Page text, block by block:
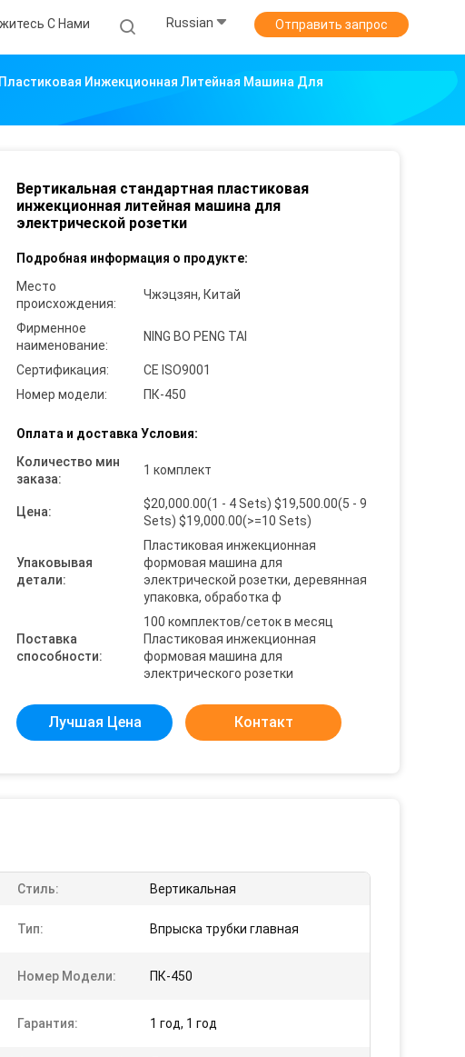
С Нами Russian Отправить запрос
Инжекционная Литейная Машина Для
Вертикальная стандартная пластиковая
инжекционная литейная машина для
электрической розетки
Подробная информация о продукте:
Место
происхождения:
Чжэцзян, Китай
Фирменное
наименование:
NING BO PENG TAI
Сертификация:
CE ISO9001
Номер модели:
ПК-450
Оплата и доставка Условия:
Количество мин
заказа:
1 комплект
Цена:
$20,000.00(1 - 4 Sets) $19,500.00(5 - 9
Sets) $19,000.00(>=10 Sets)
Упаковывая
детали:
Пластиковая инжекционная
формовая машина для
электрической розетки, деревянная
упаковка, обработка ф
Поставка
способности:
100 комплектов/сеток в месяц
Пластиковая инжекционная
формовая машина для
электрического розетки
Лучшая Цена Контакт
Стиль: Вертикальная
Тип: Впрыска трубки главная
Номер Модели: ПК-450
Гарантия: 1 год, 1 год